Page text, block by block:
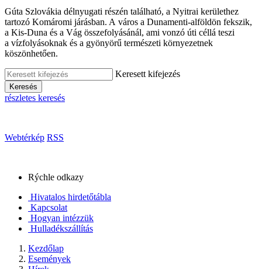
Gúta Szlovákia délnyugati részén található, a Nyitrai kerülethez
tartozó Komáromi járásban. A város a Dunamenti-alföldön fekszik,
a Kis-Duna és a Vág összefolyásánál, ami vonzó úti céllá teszi
a vízfolyásoknak és a gyönyörű természeti környezetnek
köszönhetően.
Keresett kifejezés
Keresés
részletes keresés
Webtérkép RSS
Rýchle odkazy
Hivatalos hirdetőtábla
Kapcsolat
Hogyan intézzük
Hulladékszállítás
Kezdőlap
Események